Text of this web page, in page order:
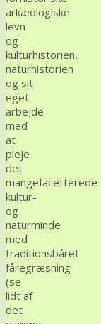
arkæologiske
levn
og
kulturhistorien,
naturhistorien
og sit
eget
arbejde
med
at
pleje
det
mangefacetterede
kultur-
og
naturminde
med
traditionsbåret
fåregræsning
(se
lidt af
det